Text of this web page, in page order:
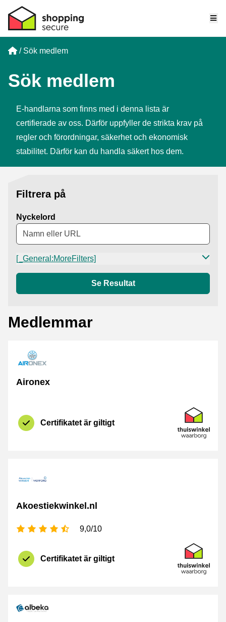
Home
Sök medlem
Sök medlem
E-handlarna som finns med i denna lista är
certifierade av oss. Därför uppfyller de strikta krav på
regler och förordningar, säkerhet och ekonomisk
stabilitet. Därför kan du handla säkert hos dem.
Filtrera på
Nyckelord
[_General:MoreFilters]
Se Resultat
Medlemmar
Aironex
Certifikatet är giltigt
Certifikat
Thuiswinkel
Akoestiekwinkel.nl
[_General:NumberOfStarsPluralFormat]
9,0/10
Certifikatet är giltigt
Certifikat
Thuiswinkel